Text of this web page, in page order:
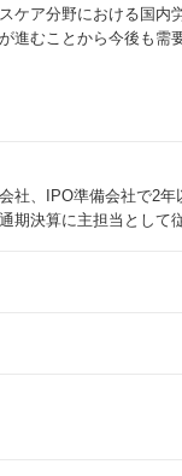
ケア分野における国
進むことから今後も需
社、IPO準備会社で2
期決算に主担当として